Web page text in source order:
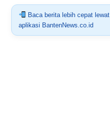
Baca berita lebih cepat lewat
aplikasi BantenNews.co.id